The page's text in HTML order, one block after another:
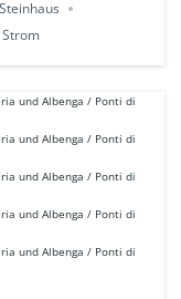
Strom